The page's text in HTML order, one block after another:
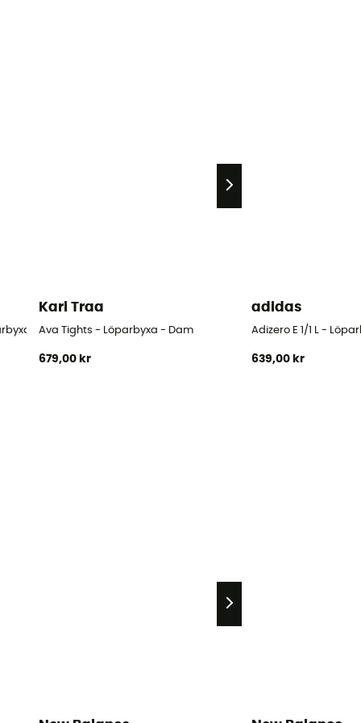
- Dam
Kari Traa
Ava Tights - Löparbyxa - Dam
679,00 kr
adidas
Adizero E 1/1 L -
639,00 kr